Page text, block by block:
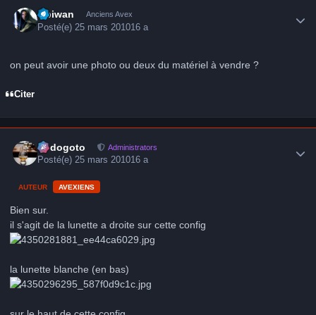
Obiwan Anciens Avex
Posté(e) 25 mars 201016 a
on peut avoir une photo ou deux du matériel à vendre ?
Citer
frédogoto Administrators
Posté(e)25 mars 201016 a
AUTEUR AVEXIENS
Bien sur.
il s'agit de la lunette a droite sur cette config
la lunette blanche (en bas)